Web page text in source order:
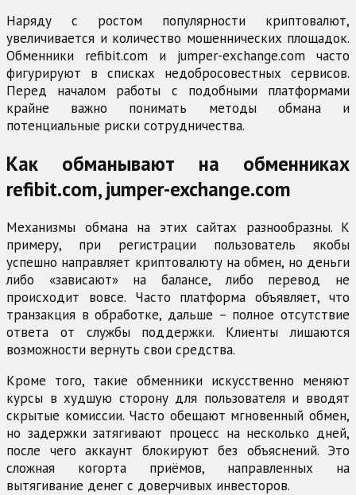
Наряду с ростом популярности криптовалют,
увеличивается и количество мошеннических площадок.
Обменники refibit.com и jumper-exchange.com часто
фигурируют в списках недобросовестных сервисов.
Перед началом работы с подобными платформами
крайне важно понимать методы обмана и
потенциальные риски сотрудничества.
Как обманывают на обменниках
refibit.com, jumper-exchange.com
Механизмы обмана на этих сайтах разнообразны. К
примеру, при регистрации пользователь якобы
успешно направляет криптовалюту на обмен, но деньги
либо «зависают» на балансе, либо перевод не
происходит вовсе. Часто платформа объявляет, что
транзакция в обработке, дальше – полное отсутствие
ответа от службы поддержки. Клиенты лишаются
возможности вернуть свои средства.
Кроме того, такие обменники искусственно меняют
курсы в худшую сторону для пользователя и вводят
скрытые комиссии. Часто обещают мгновенный обмен,
но задержки затягивают процесс на несколько дней,
после чего аккаунт блокируют без объяснений. Это
сложная когорта приёмов, направленных на
вытягивание денег с доверчивых инвесторов.